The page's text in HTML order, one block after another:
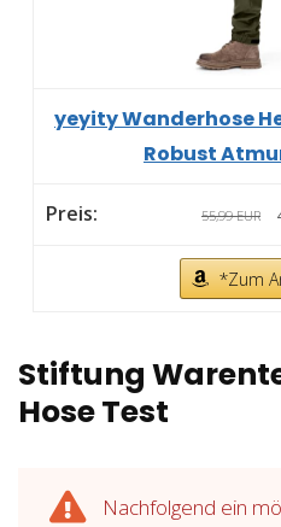
yeyity Wanderhose
Robust
55,99 EUR
*Zum
Stiftung
Hose Test
Nachfolgend ein